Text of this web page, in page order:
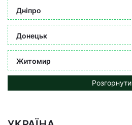
Дніпро
Донецьк
Житомир
Розгорнути